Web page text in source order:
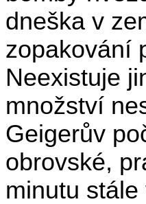
dneška v
zopakování
Neexistuje
množství
Geigerův
obrovské,
minutu